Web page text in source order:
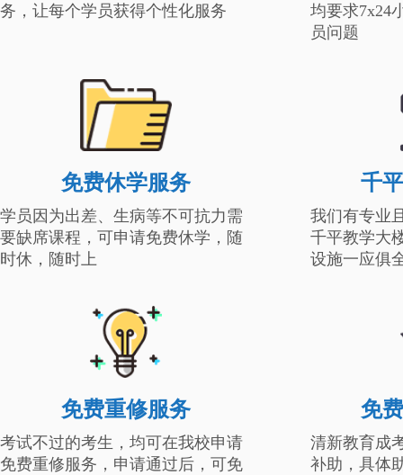
务，让每个学员获得个性化服务
均要求7x24
员问题
免费休学服务
学员因为出差、生病等不可抗力需
要缺席课程，可申请免费休学，随
时休，随时上
千
我们有专业
千平教学大
设施一应俱
免费重修服务
考试不过的考生，均可在我校申请
免费重修服务，申请通过后，可免
免
清新教育成
补助，具体